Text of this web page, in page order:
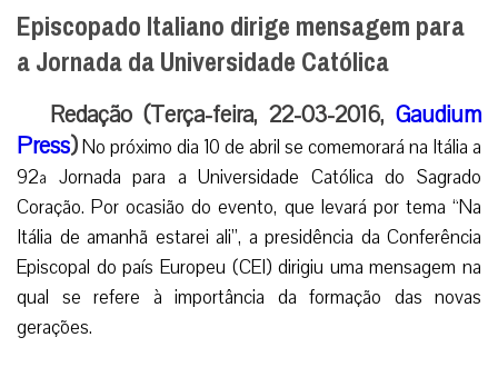
Episcopado Italiano dirige mensagem para
a Jornada da Universidade Católica
Redação (Terça-feira, 22-03-2016, Gaudium
Press)No próximo dia 10 de abril se comemorará na Itália a
92ª Jornada para a Universidade Católica do Sagrado
Coração. Por ocasião do evento, que levará por tema “Na
Itália de amanhã estarei ali”, a presidência da Conferência
Episcopal do país Europeu (CEI) dirigiu uma mensagem na
qual se refere à importância da formação das novas
gerações.